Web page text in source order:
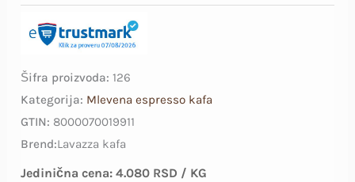
Šifra proizvoda:126
Kategorija: Mlevena espresso kafa
GTIN: 8000070019911
Brend:Lavazza kafa
Jedinična cena:4.080 RSD / KG